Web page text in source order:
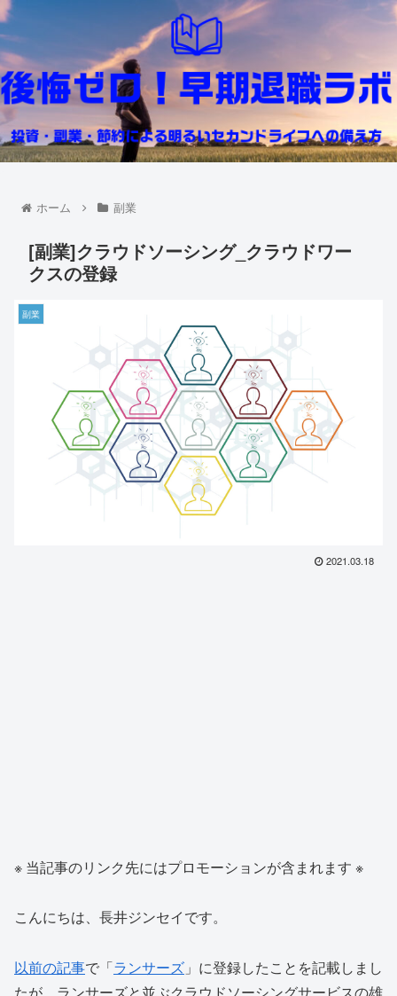
ホーム 副業
[副業]クラウドソーシング_クラウドワー
クスの登録
副業
2021.03.18
※ 当記事のリンク先にはプロモーションが含まれます ※
こんにちは、長井ジンセイです。
以前の記事で「ランサーズ 」に登録したことを記載しまし